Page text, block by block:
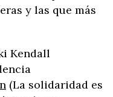
y las que más
Kendall
(La solidaridad es